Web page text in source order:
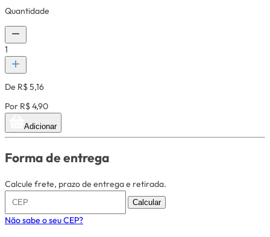
Quantidade
1
De R$ 5,16
Por R$ 4,90
Adicionar
Forma de entrega
Calcule frete, prazo de entrega e retirada.
Calcular
Não sabe o seu CEP?